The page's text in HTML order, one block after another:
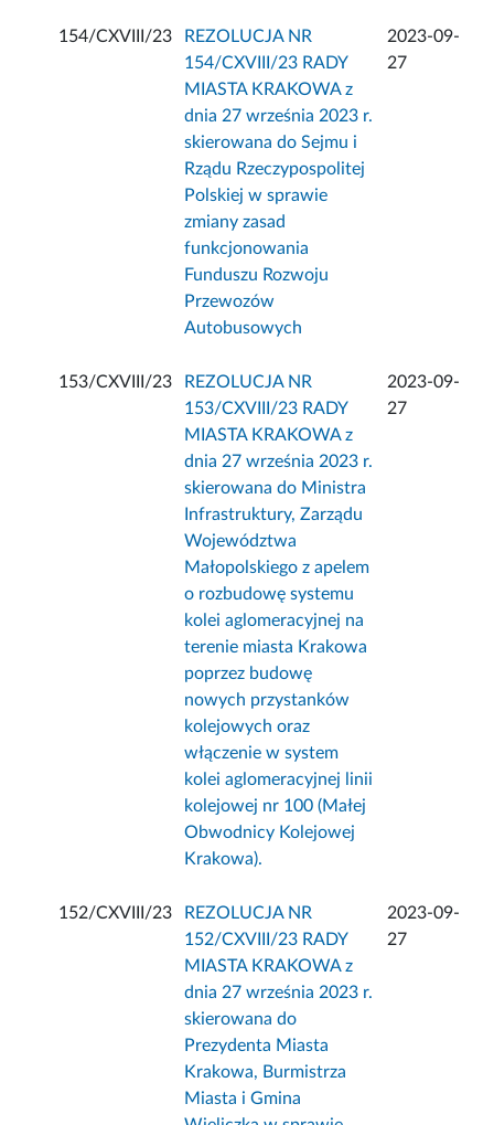
154/CXVIII/23
REZOLUCJA NR
154/CXVIII/23 RADY
MIASTA KRAKOWA z
dnia 27 września 2023 r.
skierowana do Sejmu i
Rządu Rzeczypospolitej
Polskiej w sprawie
zmiany zasad
funkcjonowania
Funduszu Rozwoju
Przewozów
Autobusowych
2023-09-
27
153/CXVIII/23
REZOLUCJA NR
153/CXVIII/23 RADY
MIASTA KRAKOWA z
dnia 27 września 2023 r.
skierowana do Ministra
Infrastruktury, Zarządu
Województwa
Małopolskiego z apelem
o rozbudowę systemu
kolei aglomeracyjnej na
terenie miasta Krakowa
poprzez budowę
nowych przystanków
kolejowych oraz
włączenie w system
kolei aglomeracyjnej linii
kolejowej nr 100 (Małej
Obwodnicy Kolejowej
Krakowa).
2023-09-
27
152/CXVIII/23
REZOLUCJA NR
152/CXVIII/23 RADY
MIASTA KRAKOWA z
dnia 27 września 2023 r.
skierowana do
Prezydenta Miasta
Krakowa, Burmistrza
Miasta i Gmina
2023-09-
27